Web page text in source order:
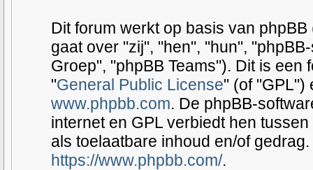
Dit forum werkt op basis van
gaat over "zij", "hen", "hun",
Groep", "phpBB Teams"). Dit is
"General Public License" (of "GPL")
www.phpbb.com. De phpBB-
internet en GPL verbiedt hen
als toelaatbare inhoud en/of
https://www.phpbb.com/.